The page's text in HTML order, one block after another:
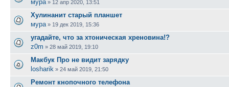
мура » 12 апр 2020, 13:51
Хулинанит старый планшет
мура » 19 дек 2019, 15:36
угадайте, что за хтоническая хреновина!?
z0m » 28 май 2019, 19:10
Макбук Про не видит зарядку
losharik » 24 май 2019, 21:50
Ремонт кнопочного телефона